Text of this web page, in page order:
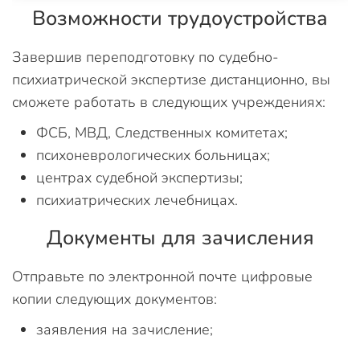
Возможности трудоустройства
Завершив переподготовку по судебно-
психиатрической экспертизе дистанционно, вы
сможете работать в следующих учреждениях:
ФСБ, МВД, Следственных комитетах;
психоневрологических больницах;
центрах судебной экспертизы;
психиатрических лечебницах.
Документы для зачисления
Отправьте по электронной почте цифровые
копии следующих документов:
заявления на зачисление;